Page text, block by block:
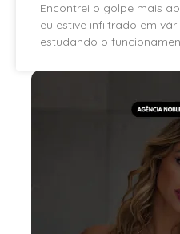
Encontrei o golpe mais
eu estive infiltrado em
estudando o